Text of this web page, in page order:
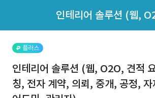
지원자 목록 바로가기
플러스
인테리어 솔루션 (웹, O2O, 견적
칭, 전자 계약, 의뢰, 중개, 공정,